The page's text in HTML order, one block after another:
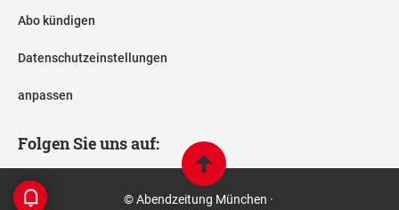
Abo kündigen
Datenschutzeinstellungen
anpassen
Folgen Sie uns auf:
© Abendzeitung München ·